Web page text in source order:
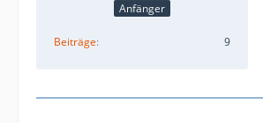
Anfänger
Beiträge 9